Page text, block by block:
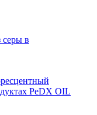
серы в
PeDX OIL